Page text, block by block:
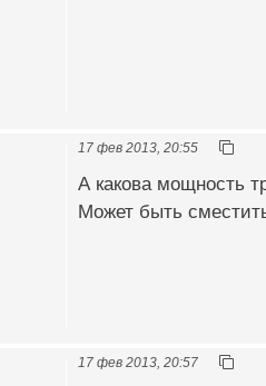
17 фев 2013, 20:55
А какова мощность
Может быть
17 фев 2013, 20:57